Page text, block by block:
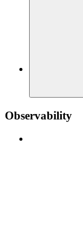
Observability